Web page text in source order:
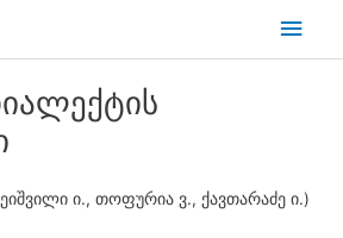
Main
ი., თოფურია ვ., ქავთარაძე ი.)